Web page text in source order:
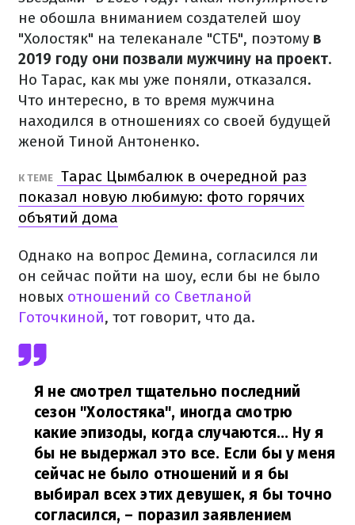
не обошла вниманием создателей шоу
"Холостяк" на телеканале "СТБ", поэтому в
2019 году они позвали мужчину на проект.
Но Тарас, как мы уже поняли, отказался.
Что интересно, в то время мужчина
находился в отношениях со своей будущей
женой Тиной Антоненко.
К ТЕМЕ
Тарас Цымбалюк в очередной раз
показал новую любимую: фото горячих
объятий дома
Однако на вопрос Демина, согласился ли
он сейчас пойти на шоу, если бы не было
новых отношений со Светланой
Готочкиной, тот говорит, что да.
Я не смотрел тщательно последний
сезон "Холостяка", иногда смотрю
какие эпизоды, когда случаются... Ну я
бы не выдержал это все. Если бы у меня
сейчас не было отношений и я бы
выбирал всех этих девушек, я бы точно
согласился, – поразил заявлением